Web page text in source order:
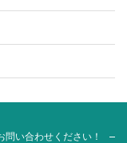
い合わせください！